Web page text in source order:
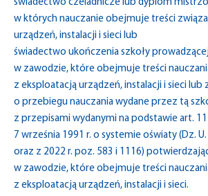
świadectwo czeladnicze lub dyplom
w których nauczanie obejmuje treści
urządzeń, instalacji i sieci lub
świadectwo ukończenia szkoły
w zawodzie, które obejmuje treści
z eksploatacją urządzeń, instalacji i sieci lub
o przebiegu nauczania wydane przez tą
z przepisami wydanymi na podstawie art.
7 września 1991 r. o systemie oświaty (Dz.
oraz z 2022 r. poz. 583 i 1116)
w zawodzie, które obejmuje treści
z eksploatacją urządzeń, instalacji i sieci.